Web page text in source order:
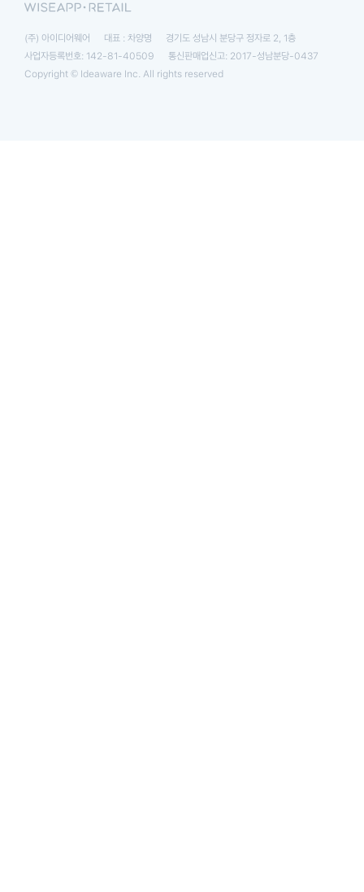
(주) 아이디어웨어 대표 : 차양명
경기도 성남시 분당구 정자로 2, 1층
사업자등록번호: 142-81-40509
통신판매업신고: 2017-성남분당-0437
Copyright © Ideaware Inc. All rights reserved